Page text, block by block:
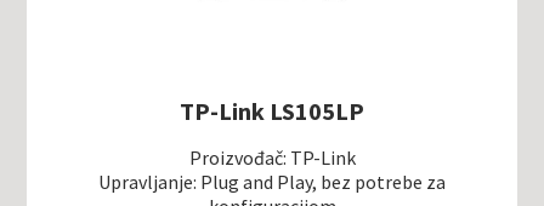
TP-Link LS105LP
Proizvođač: TP-Link
Upravljanje: Plug and Play, bez potrebe za